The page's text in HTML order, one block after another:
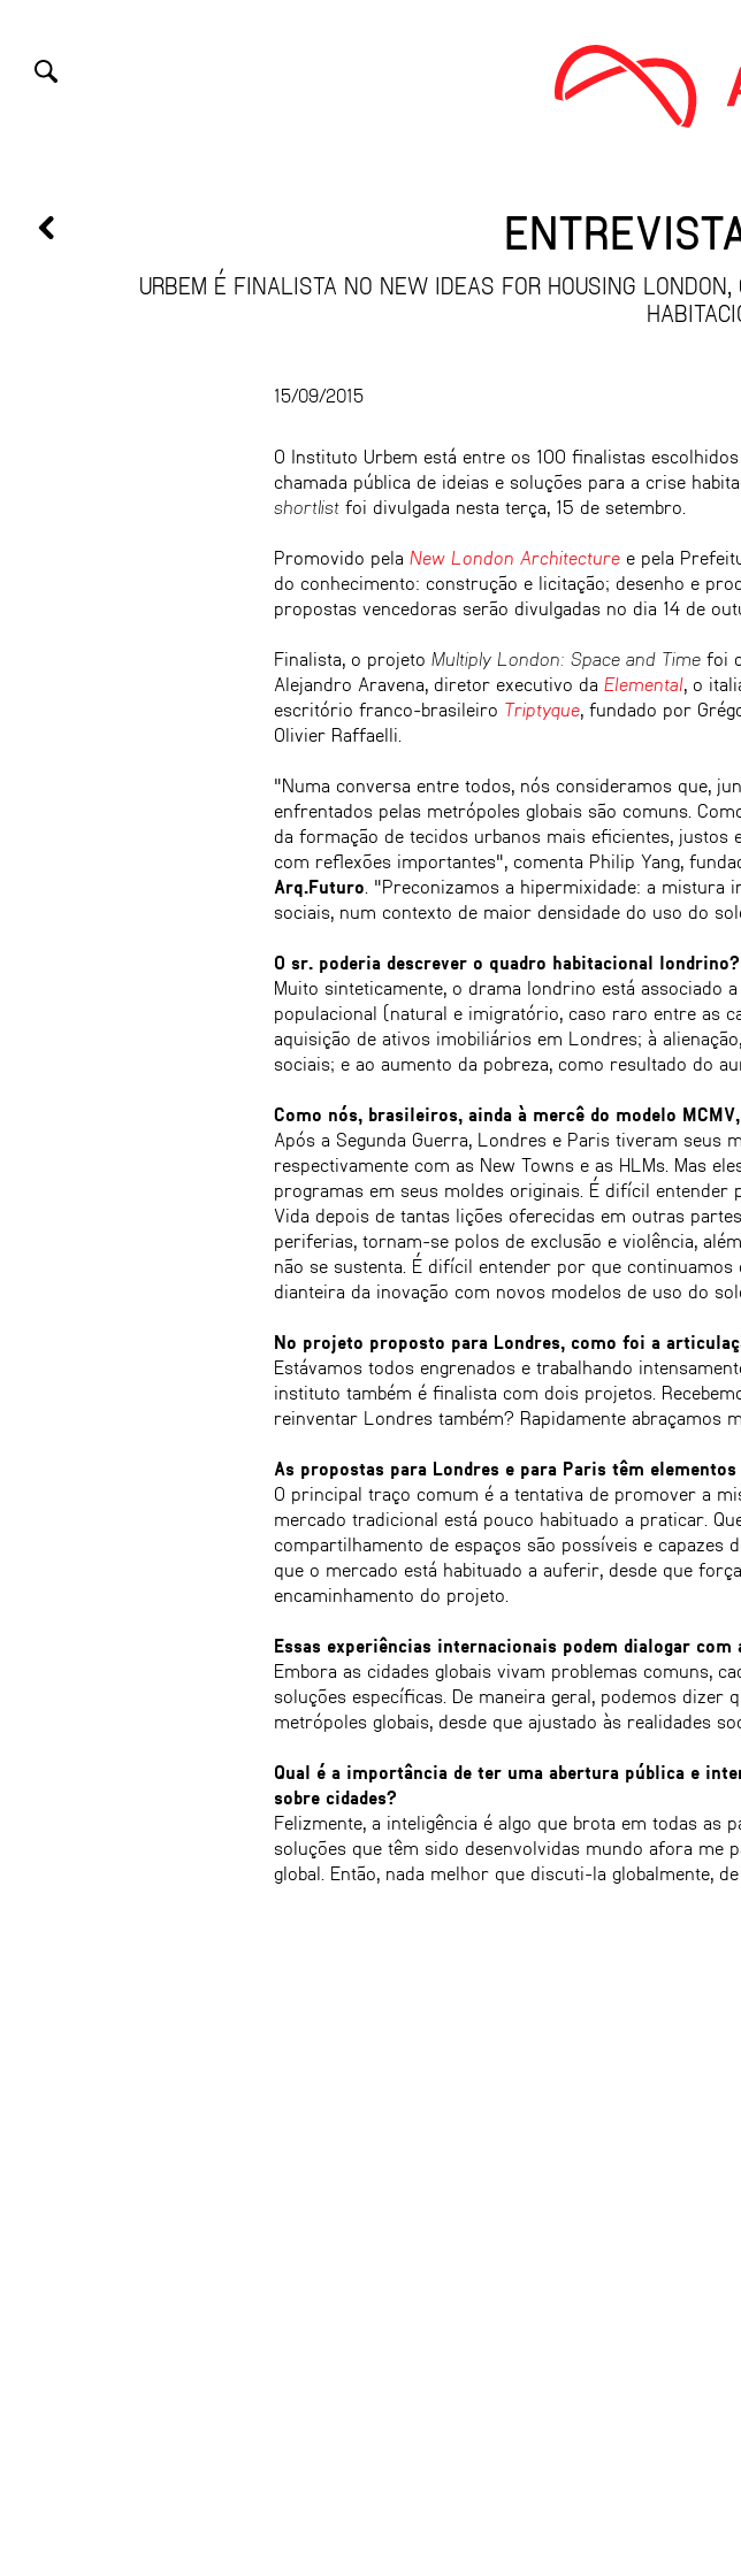
URBEM É FINALISTA NO NEW IDEAS FOR HOUSING
15/09/2015
O Instituto Urbem está entre os 100 finalistas
chamada pública de ideias e soluções para a crise
shortlist foi divulgada nesta terça, 15 de setembro.
Promovido pela New London Architecture e pela
do conhecimento: construção e licitação; desenho e
propostas vencedoras serão divulgadas no dia 14 de
Finalista, o projeto Multiply London: Space and Time foi
Alejandro Aravena, diretor executivo da Elemental, o
escritório franco-brasileiro Triptyque, fundado por
Olivier Raffaelli.
"Numa conversa entre todos, nós consideramos que,
enfrentados pelas metrópoles globais são comuns.
da formação de tecidos urbanos mais eficientes,
com reflexões importantes", comenta Philip Yang,
Arq.Futuro . "Preconizamos a hipermixidade: a mistura
sociais, num contexto de maior densidade do uso do
O sr. poderia descrever o quadro habitacional londrino?
Muito sinteticamente, o drama londrino está associado
populacional (natural e imigratório, caso raro entre as
aquisição de ativos imobiliários em Londres; à
sociais; e ao aumento da pobreza, como resultado do
Como nós, brasileiros, ainda à mercê do modelo
Após a Segunda Guerra, Londres e Paris tiveram seus
respectivamente com as New Towns e as HLMs. Mas
programas em seus moldes originais. É difícil
Vida depois de tantas lições oferecidas em outras
periferias, tornam-se polos de exclusão e violência,
não se sustenta. É difícil entender por que
dianteira da inovação com novos modelos de uso do
No projeto proposto para Londres, como foi a
Estávamos todos engrenados e trabalhando
instituto também é finalista com dois projetos.
reinventar Londres também? Rapidamente abraçamos
As propostas para Londres e para Paris têm elementos
O principal traço comum é a tentativa de promover a
mercado tradicional está pouco habituado a praticar.
compartilhamento de espaços são possíveis e
que o mercado está habituado a auferir, desde que
encaminhamento do projeto.
Essas experiências internacionais podem dialogar
Embora as cidades globais vivam problemas comuns,
soluções específicas. De maneira geral, podemos
metrópoles globais, desde que ajustado às realidades
Qual é a importância de ter uma abertura pública e
sobre cidades?
Felizmente, a inteligência é algo que brota em todas
soluções que têm sido desenvolvidas mundo afora me
global. Então, nada melhor que discuti-la globalmente,